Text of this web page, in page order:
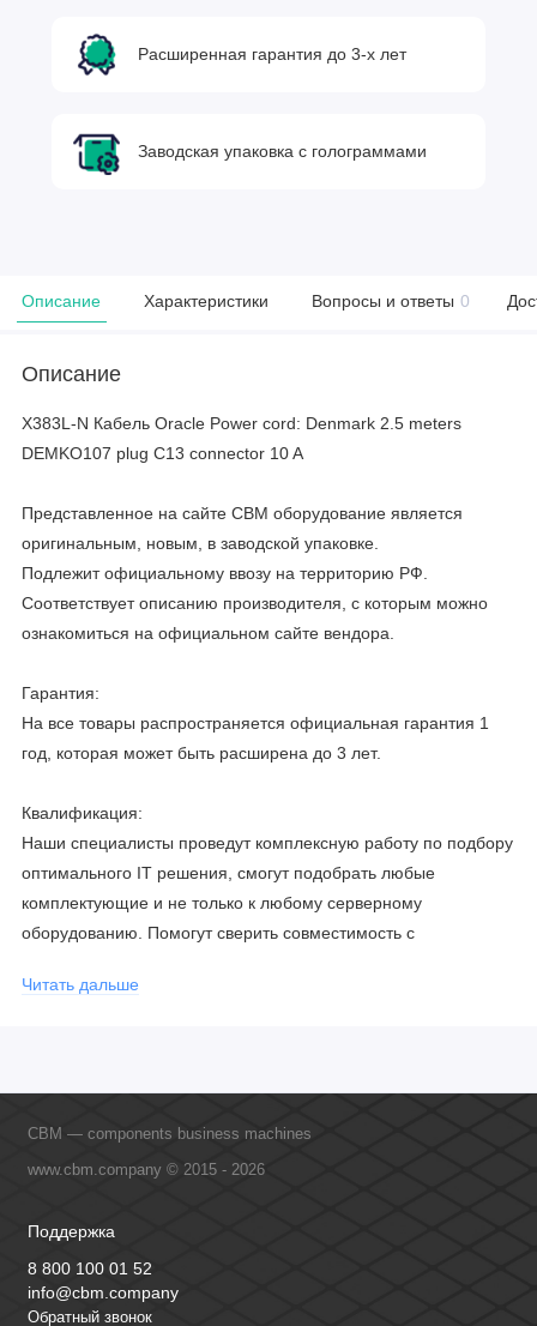
Расширенная гарантия до 3-х лет
Заводская упаковка с голограммами
Описание Характеристики Вопросы и ответы 0
Описание
X383L-N Кабель Oracle Power cord: Denmark 2.5 meters
DEMKO107 plug C13 connector 10 A
Представленное на сайте CBM оборудование является
оригинальным, новым, в заводской упаковке.
Подлежит официальному ввозу на территорию РФ.
Соответствует описанию производителя, с которым можно
ознакомиться на официальном сайте вендора.
Гарантия:
На все товары распространяется официальная гарантия 1
год, которая может быть расширена до 3 лет.
Квалификация:
Наши специалисты проведут комплексную работу по подбору
оптимального IT решения, смогут подобрать любые
комплектующие и не только к любому серверному
оборудованию. Помогут сверить совместимость с
официальными производителями и проводим регулярное
Читать дальше
CBM — components business machines
www.cbm.company © 2015 - 2026
Поддержка
8 800 100 01 52
info@cbm.company
Обратный звонок